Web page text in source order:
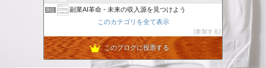
8位 副業AI革命 - 未来の収入源を見つけよう
［完全無料］無料でできる簡単金儲け
10位 投げやリーマンのアフィリエイトな日々
11位 KOKOブログ
崖っぷち母ちゃんのアフィリエイト挑戦日記！！
このカテゴリを全て表示
参加する
このブログに投票する